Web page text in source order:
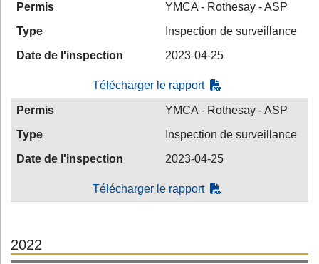
Permis
YMCA - Rothesay - ASP
Type
Inspection de surveillance
Date de l'inspection
2023-04-25
Télécharger le rapport
Permis
YMCA - Rothesay - ASP
Type
Inspection de surveillance
Date de l'inspection
2023-04-25
Télécharger le rapport
2022